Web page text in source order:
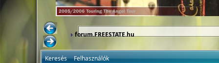
forum.FREESTATE.hu
Keresés Felhasználók